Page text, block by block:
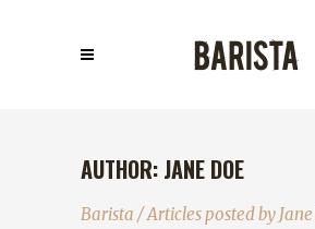
AUTHOR: JANE DOE
Barista /Articles posted by